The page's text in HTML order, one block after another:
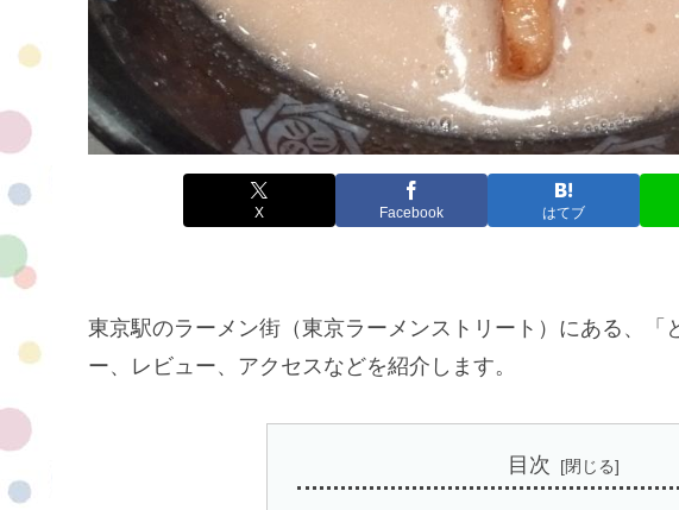
X Facebook はてブ
東京駅のラーメン街（東京ラーメンストリート）にある、「
ー、レビュー、アクセスなどを紹介します。
目次